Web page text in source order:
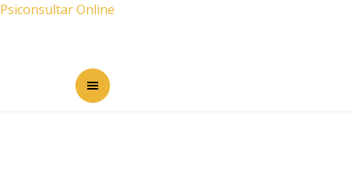
Psiconsultar Online